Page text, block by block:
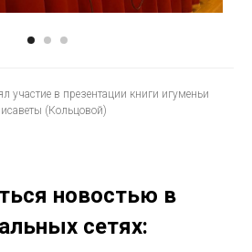
участие в презентации книги игуменьи
(Кольцовой)
новостью в
сетях: